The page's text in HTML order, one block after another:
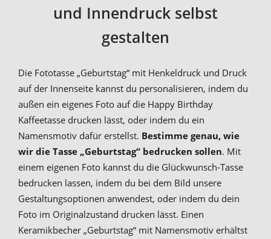
und Innendruck selbst
gestalten
Die Fototasse „Geburtstag“ mit Henkeldruck und Druck
auf der Innenseite kannst du personalisieren, indem du
außen ein eigenes Foto auf die Happy Birthday
Kaffeetasse drucken lässt, oder indem du ein
Namensmotiv dafür erstellst. Bestimme genau, wie
wir die Tasse „Geburtstag“ bedrucken sollen. Mit
einem eigenen Foto kannst du die Glückwunsch-Tasse
bedrucken lassen, indem du bei dem Bild unsere
Gestaltungsoptionen anwendest, oder indem du dein
Foto im Originalzustand drucken lässt. Einen
Keramikbecher „Geburtstag“ mit Namensmotiv erhältst